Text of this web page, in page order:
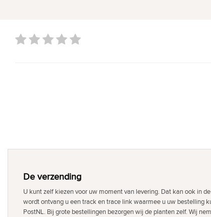
De verzending
U kunt zelf kiezen voor uw moment van levering. Dat kan ook in
wordt ontvang u een track en trace link waarmee u uw bestelling
PostNL. Bij grote bestellingen bezorgen wij de planten zelf. Wij